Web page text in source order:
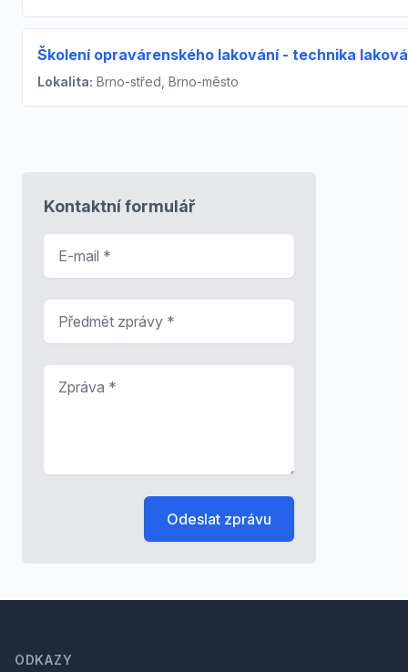
Školení opravárenského lakování - technika
Lokalita: Brno-střed, Brno-město
Kontaktní formulář
Odeslat zprávu
ODKAZY